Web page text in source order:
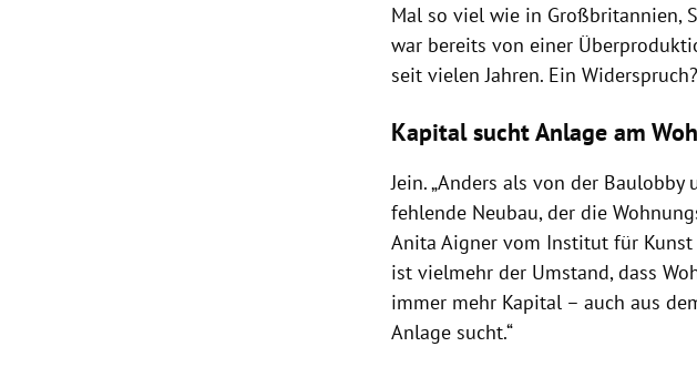
Mal so viel wie in Großbritannien,
war bereits von einer
seit vielen Jahren. Ein Widerspruch?
Kapital sucht Anlage am
Jein. „Anders als von der
fehlende Neubau, der die
Anita Aigner vom Institut für Kunst
ist vielmehr der Umstand, dass
immer mehr Kapital – auch aus
Anlage sucht.“